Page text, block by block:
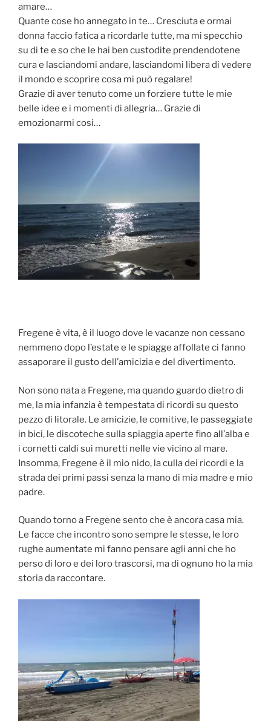
amare…
Quante cose ho annegato in te… Cresciuta e ormai
donna faccio fatica a ricordarle tutte, ma mi specchio
su di te e so che le hai ben custodite prendendotene
cura e lasciandomi andare, lasciandomi libera di vedere
il mondo e scoprire cosa mi può regalare!
Grazie di aver tenuto come un forziere tutte le mie
belle idee e i momenti di allegria… Grazie di
emozionarmi cosi…
Fregene è vita, è il luogo dove le vacanze non cessano
nemmeno dopo l’estate e le spiagge affollate ci fanno
assaporare il gusto dell’amicizia e del divertimento.
Non sono nata a Fregene, ma quando guardo dietro di
me, la mia infanzia è tempestata di ricordi su questo
pezzo di litorale. Le amicizie, le comitive, le passeggiate
in bici, le discoteche sulla spiaggia aperte fino all’alba e
i cornetti caldi sui muretti nelle vie vicino al mare.
Insomma, Fregene è il mio nido, la culla dei ricordi e la
strada dei primi passi senza la mano di mia madre e mio
padre.
Quando torno a Fregene sento che è ancora casa mia.
Le facce che incontro sono sempre le stesse, le loro
rughe aumentate mi fanno pensare agli anni che ho
perso di loro e dei loro trascorsi, ma di ognuno ho la mia
storia da raccontare.